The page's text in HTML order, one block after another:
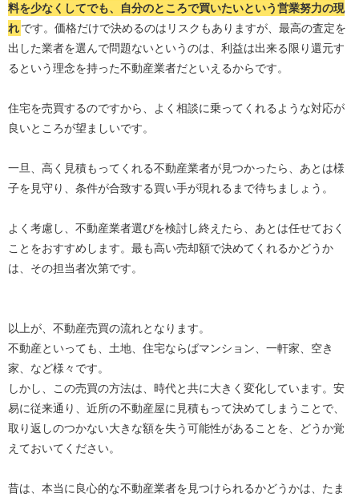
料を少なくしてでも、自分のところで買いたいという営業努力の現
れです。価格だけで決めるのはリスクもありますが、最高の査定を
出した業者を選んで問題ないというのは、利益は出来る限り還元す
るという理念を持った不動産業者だといえるからです。
住宅を売買するのですから、よく相談に乗ってくれるような対応が
良いところが望ましいです。
一旦、高く見積もってくれる不動産業者が見つかったら、あとは様
子を見守り、条件が合致する買い手が現れるまで待ちましょう。
よく考慮し、不動産業者選びを検討し終えたら、あとは任せておく
ことをおすすめします。最も高い売却額で決めてくれるかどうか
は、その担当者次第です。
以上が、不動産売買の流れとなります。
不動産といっても、土地、住宅ならばマンション、一軒家、空き
家、など様々です。
しかし、この売買の方法は、時代と共に大きく変化しています。安
易に従来通り、近所の不動産屋に見積もって決めてしまうことで、
取り返しのつかない大きな額を失う可能性があることを、どうか覚
えておいてください。
昔は、本当に良心的な不動産業者を見つけられるかどうかは、たま